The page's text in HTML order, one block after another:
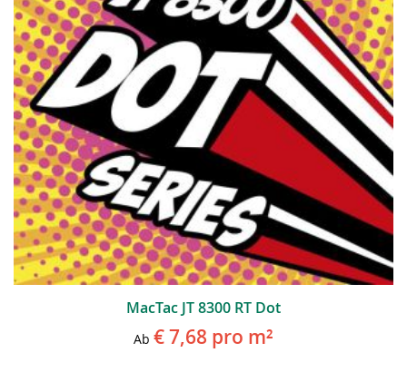
MacTac JT 8300 RT Dot
Ab € 7,68 pro m²